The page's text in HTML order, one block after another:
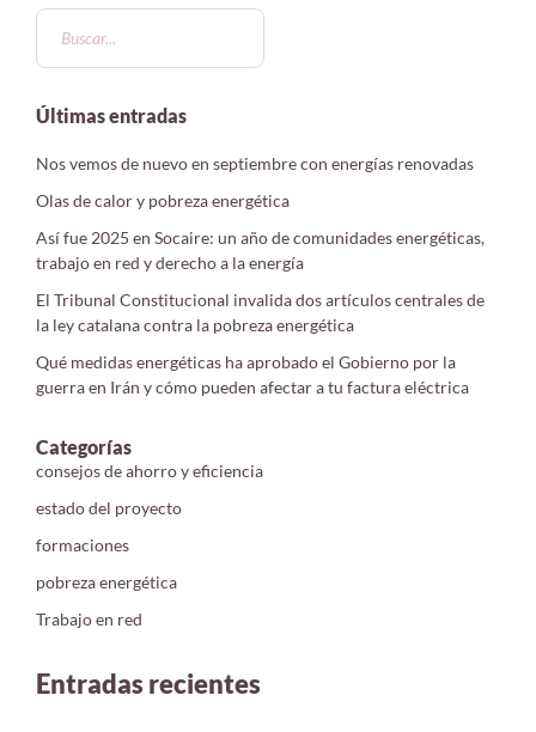
Últimas entradas
Nos vemos de nuevo en septiembre con energías renovadas
Olas de calor y pobreza energética
Así fue 2025 en Socaire: un año de comunidades energéticas,
trabajo en red y derecho a la energía
El Tribunal Constitucional invalida dos artículos centrales de
la ley catalana contra la pobreza energética
Qué medidas energéticas ha aprobado el Gobierno por la
guerra en Irán y cómo pueden afectar a tu factura eléctrica
Categorías
consejos de ahorro y eficiencia
estado del proyecto
formaciones
pobreza energética
Trabajo en red
Entradas recientes